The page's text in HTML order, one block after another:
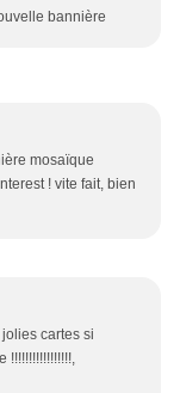
bannière
mosaïque
! vite fait, bien
cartes si